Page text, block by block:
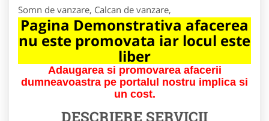
Somn de vanzare, Calcan de vanzare,
Pagina Demonstrativa afacerea
nu este promovata iar locul este
liber
Adaugarea si promovarea afacerii
dumneavoastra pe portalul nostru implica si
un cost.
DESCRIERE SERVICII